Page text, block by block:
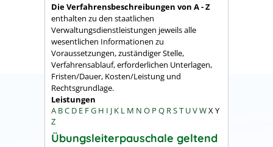
Die Verfahrensbeschreibungen von A - Z
enthalten zu den staatlichen
Verwaltungsdienstleistungen jeweils alle
wesentlichen Informationen zu
Voraussetzungen, zuständiger Stelle,
Verfahrensablauf, erforderlichen Unterlagen,
Fristen/Dauer, Kosten/Leistung und
Rechtsgrundlage.
Leistungen
A BC D E FG H I J K L M N O P Q RST UVWX Y
Z
Übungsleiterpauschale geltend